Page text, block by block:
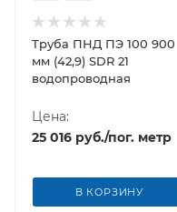
Труба ПНД ПЭ 100 900
мм (42,9) SDR 21
водопроводная
Цена:
25 016 руб./пог. метр
В КОРЗИНУ